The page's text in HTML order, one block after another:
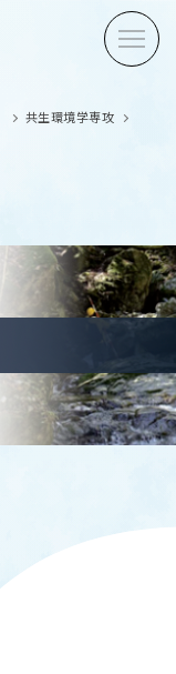
在学生
企業・
OPEN CAMPUS
オープンキャンパス
OUR OPEN
学問探求セミナー
共生環境学専攻